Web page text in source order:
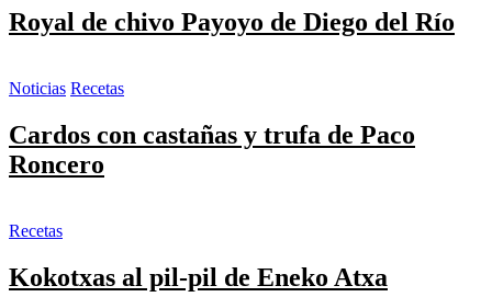
Royal de chivo Payoyo de Diego del Río
Noticias Recetas
Cardos con castañas y trufa de Paco
Roncero
Recetas
Kokotxas al pil-pil de Eneko Atxa